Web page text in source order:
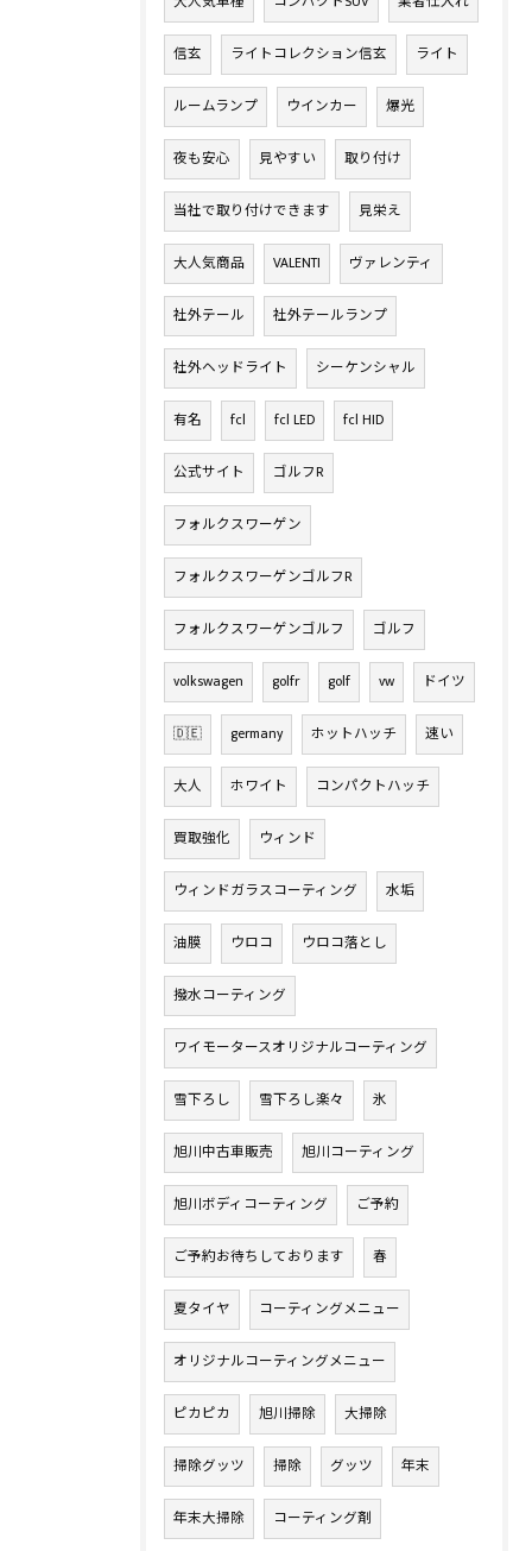
信玄 ライトコレクション信玄 ライト
ルームランプ ウインカー 爆光
夜も安心 見やすい 取り付け
当社で取り付けできます 見栄え
大人気商品 VALENTI ヴァレンティ
社外テール 社外テールランプ
社外ヘッドライト シーケンシャル
有名 fcl fcl LED fcl HID
公式サイト ゴルフR
フォルクスワーゲン
フォルクスワーゲンゴルフR
フォルクスワーゲンゴルフ ゴルフ
volkswagen golfr golf vw ドイツ
🇩🇪 germany ホットハッチ 速い
大人 ホワイト コンパクトハッチ
買取強化 ウィンド
ウィンドガラスコーティング 水垢
油膜 ウロコ ウロコ落とし
撥水コーティング
ワイモータースオリジナルコーティング
雪下ろし 雪下ろし楽々 氷
旭川中古車販売 旭川コーティング
旭川ボディコーティング ご予約
ご予約お待ちしております 春
夏タイヤ コーティングメニュー
オリジナルコーティングメニュー
ピカピカ 旭川掃除 大掃除
掃除グッツ 掃除 グッツ 年末
年末大掃除 コーティング剤